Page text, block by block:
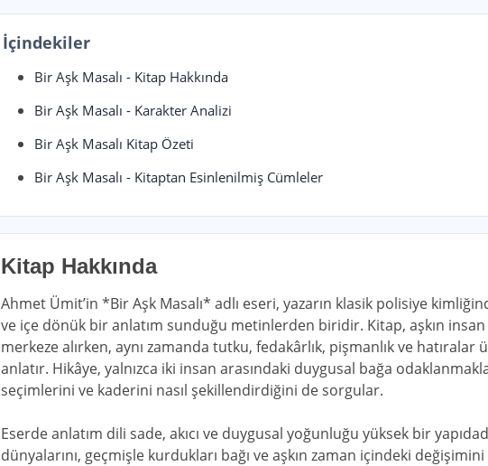
İçindekiler
Bir Aşk Masalı - Kitap Hakkında
Bir Aşk Masalı - Karakter Analizi
Bir Aşk Masalı Kitap Özeti
Bir Aşk Masalı - Kitaptan Esinlenilmiş Cümleler
Kitap Hakkında
Ahmet Ümit’in *Bir Aşk Masalı* adlı eseri, yazarın klasik polisiye
ve içe dönük bir anlatım sunduğu metinlerden biridir. Kitap, aşkın
merkeze alırken, aynı zamanda tutku, fedakârlık, pişmanlık ve
anlatır. Hikâye, yalnızca iki insan arasındaki duygusal bağa
seçimlerini ve kaderini nasıl şekillendirdiğini de sorgular.
Eserde anlatım dili sade, akıcı ve duygusal yoğunluğu yüksek bir
dünyalarını, geçmişle kurdukları bağı ve aşkın zaman içindeki